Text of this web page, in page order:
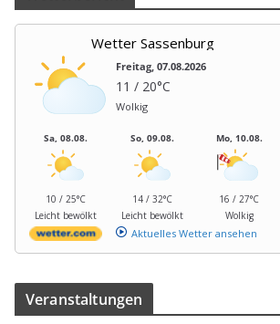
Wetter Sassenburg
Freitag, 07.08.2026
11 / 20°C
Wolkig
Sa, 08.08.
10 / 25°C
Leicht bewölkt
So, 09.08.
14 / 32°C
Leicht bewölkt
Mo, 10.08.
16 / 27°C
Wolkig
Aktuelles Wetter ansehen
Ver­an­stal­tun­gen